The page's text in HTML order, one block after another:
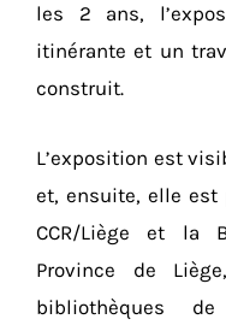
les 2 ans,
itinérante et un
construit.
L’exposition est
et, ensuite, elle est
CCR/Liège et la
Province de
bibliothèques